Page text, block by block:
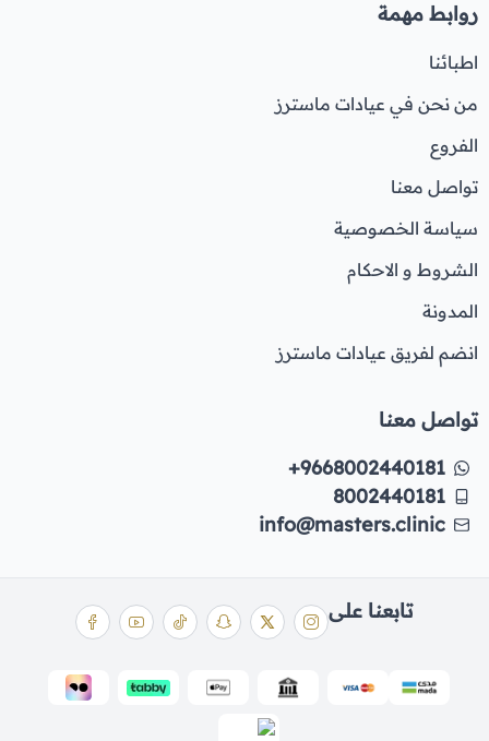
روابط مهمة
اطبائنا
من نحن في عيادات ماسترز
الفروع
تواصل معنا
سياسة الخصوصية
الشروط و الاحكام
المدونة
انضم لفريق عيادات ماسترز
تواصل معنا
+9668002440181
8002440181
info@masters.clinic
تابعنا على